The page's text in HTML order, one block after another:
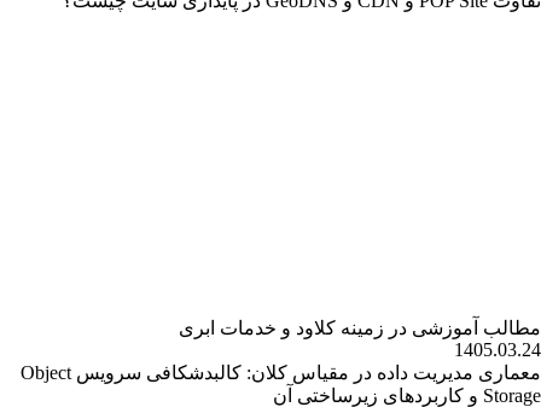
مطالب آموزشی در زمینه کلاود و خدمات ابری
1405.03.24
معماری مدیریت داده در مقیاس کلان: کالبدشکافی سرویس Object
Storage و کاربردهای زیرساختی آن